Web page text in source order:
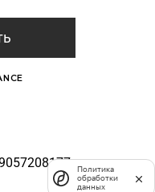
Политика
обработки
данных